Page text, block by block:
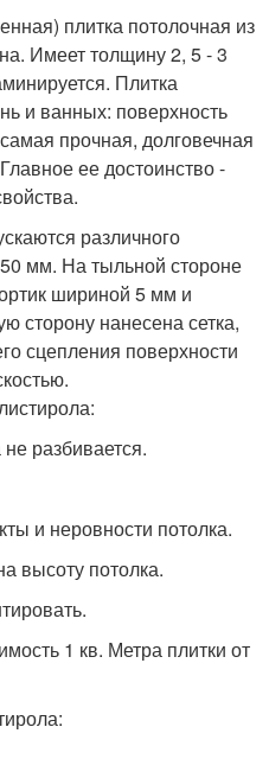
плитка потолочная из
Имеет толщину 2, 5 - 3
Плитка
и ванных: поверхность
прочная, долговечная
ее достоинство -
различного
мм. На тыльной стороне
шириной 5 мм и
сторону нанесена сетка,
сцепления поверхности
разбивается.
и неровности потолка.
высоту потолка.
1 кв. Метра плитки от